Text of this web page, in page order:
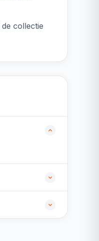
collectie